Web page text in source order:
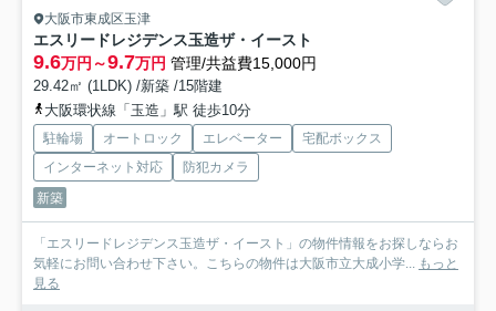
大阪市東成区玉津
エスリードレジデンス玉造ザ・イースト
9.6万円～9.7万円 管理/共益費15,000円
29.42㎡ (1LDK) /新築 /15階建
大阪環状線「玉造」駅 徒歩10分
駐輪場 オートロック エレベーター
宅配ボックス
インターネット対応
防犯カメラ
新築
「エスリードレジデンス玉造ザ・イースト」の物件情報をお探しならお
気軽にお問い合わせ下さい。こちらの物件は大阪市立大成小学... もっと
見る